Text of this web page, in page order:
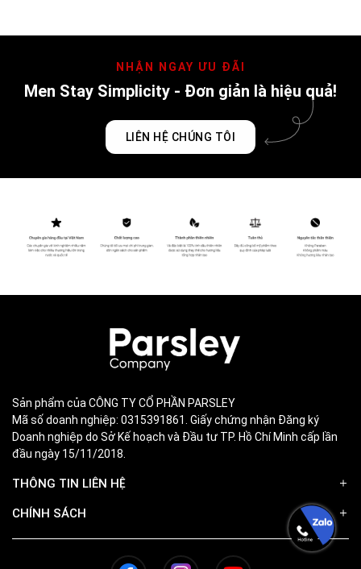
NHẬN NGAY ƯU ĐÃI
Men Stay Simplicity - Đơn giản là hiệu quả!
LIÊN HỆ CHÚNG TÔI
Sản phẩm của CÔNG TY CỔ PHẦN PARSLEY
Mã số doanh nghiệp: 0315391861. Giấy chứng nhận Đăng ký
Doanh nghiệp do Sở Kế hoạch và Đầu tư TP. Hồ Chí Minh cấp lần
đầu ngày 15/11/2018.
THÔNG TIN LIÊN HỆ
CHÍNH SÁCH